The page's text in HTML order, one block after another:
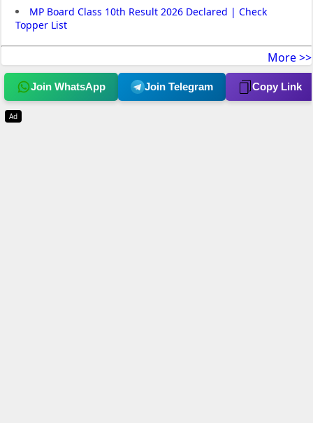
MP Board Class 10th Result 2026 Declared | Check
Topper List
More >>
Join WhatsApp Join Telegram Copy Link
Ad